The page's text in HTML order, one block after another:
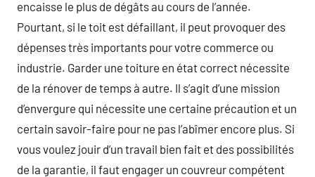
encaisse le plus de dégâts au cours de l’année.
Pourtant, si le toit est défaillant, il peut provoquer des
dépenses très importants pour votre commerce ou
industrie. Garder une toiture en état correct nécessite
de la rénover de temps à autre. Il s’agit d’une mission
d’envergure qui nécessite une certaine précaution et un
certain savoir-faire pour ne pas l’abîmer encore plus. Si
vous voulez jouir d’un travail bien fait et des possibilités
de la garantie, il faut engager un couvreur compétent